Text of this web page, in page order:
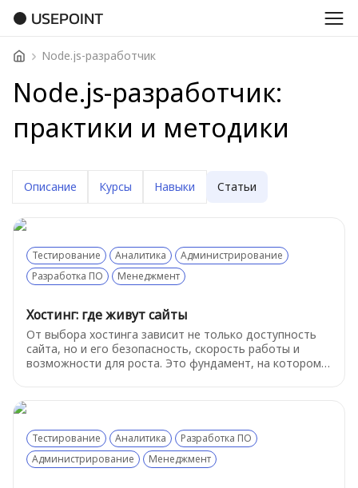
USEPOINT
Node.js-разработчик
Node.js-разработчик:
практики и методики
Описание Курсы Навыки Статьи
Тестирование Аналитика
Администрирование
Разработка ПО
Менеджмент
Хостинг: где живут сайты
От выбора хостинга зависит не только доступность
сайта, но и его безопасность, скорость работы и
возможности для роста. Это фундамент, на котором
Тестирование Аналитика
Разработка ПО
Администрирование
Менеджмент